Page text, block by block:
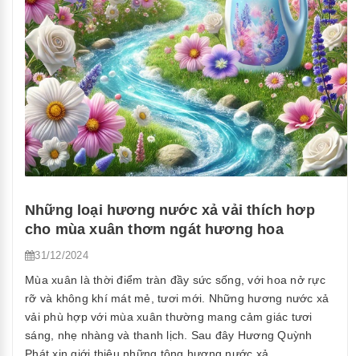
xuất
nước
giặt
xả”
Những loại hương nước xả vải thích hơp
cho mùa xuân thơm ngát hương hoa
31/12/2024
Mùa xuân là thời điểm tràn đầy sức sống, với hoa nở rực
rỡ và không khí mát mẻ, tươi mới. Những hương nước xả
vải phù hợp với mùa xuân thường mang cảm giác tươi
sáng, nhẹ nhàng và thanh lịch. Sau đây Hương Quỳnh
Phát xin giới thiệu những tông hương nước xả …